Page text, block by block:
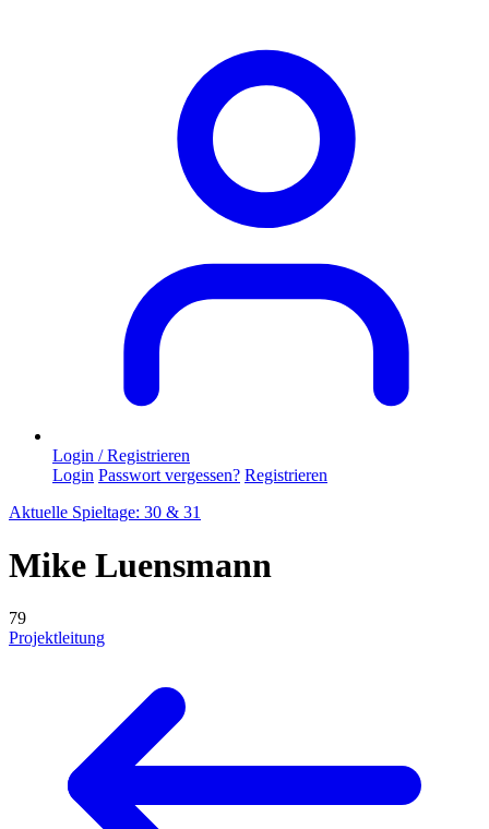
Login / Registrieren
Login Passwort vergessen? Registrieren
Aktuelle Spieltage: 30 & 31
Mike Luensmann
79
Projektleitung